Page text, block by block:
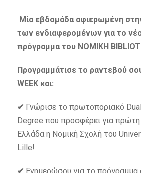
Μία εβδομάδα αφιερωμένη
των ενδιαφερομένων για το
πρόγραμμα του NOMIKH
Προγραμμάτισε το ραντεβού
WEEK και:
✔ Γνώρισε το πρωτοποριακό
Degree που προσφέρει για
Ελλάδα η Νομική Σχολή του
Lille!
✔ Ενημερώσου για το πρόγραμμα